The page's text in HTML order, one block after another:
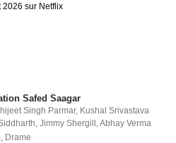
2026 sur Netflix
Safed Saagar
Singh Parmar, Kushal Srivastava
,Jimmy Shergill ,Abhay Verma
Drame